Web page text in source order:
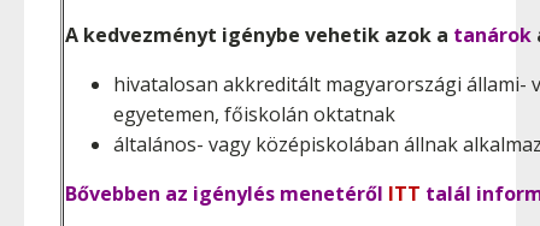
A kedvezményt igénybe vehetik azok a tanárok
hivatalosan akkreditált magyarországi állami-
egyetemen, főiskolán oktatnak
általános- vagy középiskolában állnak
Bővebben az igénylés menetéről ITT talál